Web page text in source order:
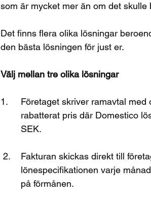
som är mycket mer än om det skulle
Det finns flera olika lösningar
den bästa lösningen för just er.
Välj mellan tre olika lösningar
1.	Företaget skriver ramavtal med oss och fakturan skickas direkt till den anställda med
	SEK.
	på förmånen.